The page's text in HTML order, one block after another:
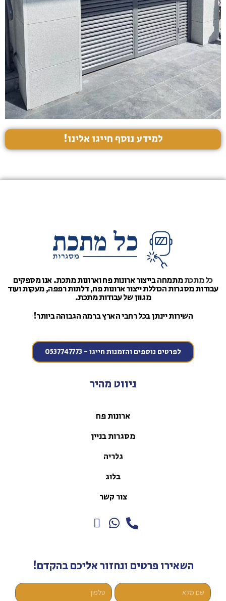
למידע נוסף חייגו אלינו!
כל מתכתמתמחה בייצור ארונות פח וארונות מתכת. אנו מספקים
עבודות מסגרות הכוללת ייצור ארונות פח, דלתות רפפה, מעקות ועוד
מגוון של עבודות מתכת.
השירות יינתן בכל רחבי הארץ ברמה הגבוהה ביותר!
לפרטים נוספים והזמנות חייגו - 0537747773
ניווט מהיר
ארונות פח
מסגרות בניין
גלריה
בלוג
צור קשר
השאירו פרטים ונחזור אליכם בהקדם!